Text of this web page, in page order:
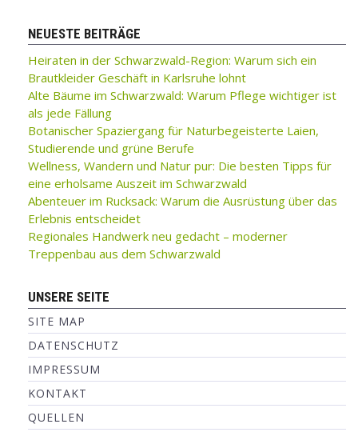
NEUESTE BEITRÄGE
Heiraten in der Schwarzwald-Region: Warum sich ein
Brautkleider Geschäft in Karlsruhe lohnt
Alte Bäume im Schwarzwald: Warum Pflege wichtiger ist
als jede Fällung
Botanischer Spaziergang für Naturbegeisterte Laien,
Studierende und grüne Berufe
Wellness, Wandern und Natur pur: Die besten Tipps für
eine erholsame Auszeit im Schwarzwald
Abenteuer im Rucksack: Warum die Ausrüstung über das
Erlebnis entscheidet
Regionales Handwerk neu gedacht – moderner
Treppenbau aus dem Schwarzwald
UNSERE SEITE
SITE MAP
DATENSCHUTZ
IMPRESSUM
KONTAKT
QUELLEN